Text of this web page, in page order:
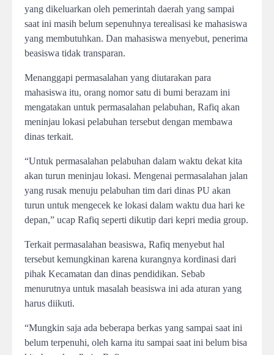
yang dikeluarkan oleh pemerintah daerah yang sampai
saat ini masih belum sepenuhnya terealisasi ke mahasiswa
yang membutuhkan. Dan mahasiswa menyebut, penerima
beasiswa tidak transparan.
Menanggapi permasalahan yang diutarakan para
mahasiswa itu, orang nomor satu di bumi berazam ini
mengatakan untuk permasalahan pelabuhan, Rafiq akan
meninjau lokasi pelabuhan tersebut dengan membawa
dinas terkait.
“Untuk permasalahan pelabuhan dalam waktu dekat kita
akan turun meninjau lokasi. Mengenai permasalahan jalan
yang rusak menuju pelabuhan tim dari dinas PU akan
turun untuk mengecek ke lokasi dalam waktu dua hari ke
depan,” ucap Rafiq seperti dikutip dari kepri media group.
Terkait permasalahan beasiswa, Rafiq menyebut hal
tersebut kemungkinan karena kurangnya kordinasi dari
pihak Kecamatan dan dinas pendidikan. Sebab
menurutnya untuk masalah beasiswa ini ada aturan yang
harus diikuti.
“Mungkin saja ada beberapa berkas yang sampai saat ini
belum terpenuhi, oleh karna itu sampai saat ini belum bisa